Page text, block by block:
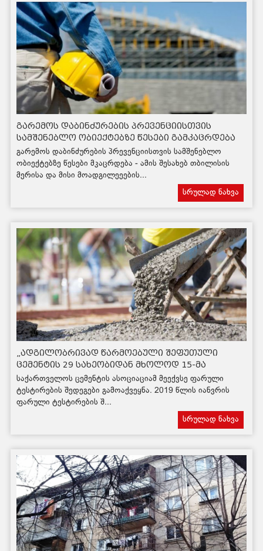
გარემოს დაბინძურების პრევენციისთვის
სამშენებლო ობიექტებზე წესები გამკაცრდება
გარემოს დაბინძურების პრევენციისთვის სამშენებლო
ობიექტებზე წესები მკაცრდება - ამის შესახებ თბილისის
მერისა და მისი მოადგილეეების...
სრულად ნახვა
„ადგილობრივად წარმოებული შეფუთული
ცემენტის 29 სახეობიდან მხოლოდ 15-მა
დააკმაყოფილა ევროპული სტანდარტი“
საქართველოს ცემენტის ასოციაციამ მეექვსე ფარული
ტესტირების შედეგები გამოაქვეყნა. 2019 წლის იანვრის
ფარული ტესტირების შ...
სრულად ნახვა